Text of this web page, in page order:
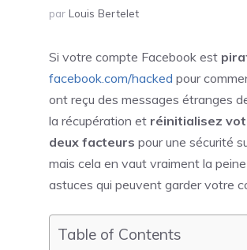
par Louis Bertelet
Si votre compte Facebook est
facebook.com/hacked pour
ont reçu des messages étranges
la récupération et réinitialisez
deux facteurs pour une sécurité
mais cela en vaut vraiment la
astuces qui peuvent garder votre
Table of Contents